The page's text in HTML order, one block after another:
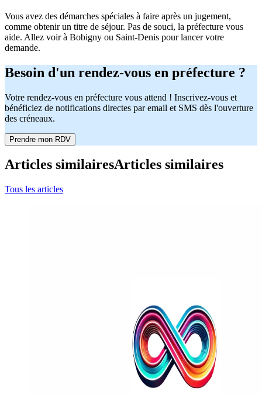
Vous avez des démarches spéciales à faire après un jugement,
comme obtenir un titre de séjour. Pas de souci, la préfecture vous
aide. Allez voir à Bobigny ou Saint-Denis pour lancer votre
demande.
Besoin d'un rendez-vous en préfecture ?
Votre rendez-vous en préfecture vous attend ! Inscrivez-vous et
bénéficiez de notifications directes par email et SMS dès l'ouverture
des créneaux.
Prendre mon RDV
Articles similairesArticles similaires
Tous les articles